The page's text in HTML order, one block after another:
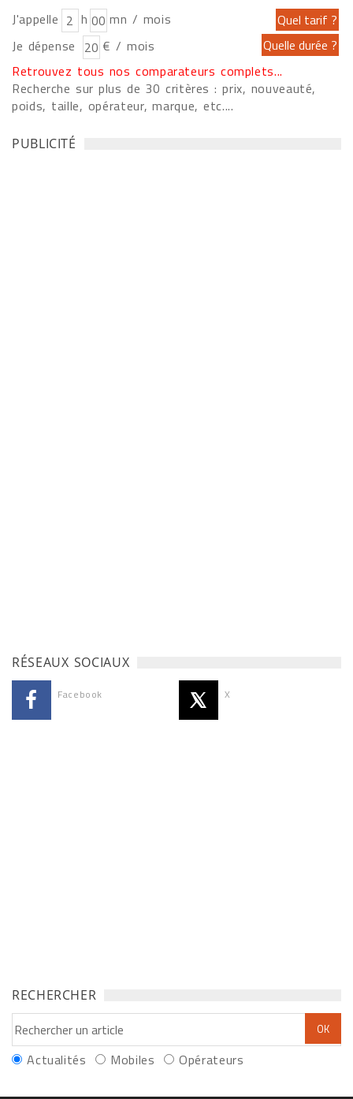
J'appelle h
mn / mois
Je dépense
€ / mois
Retrouvez tous nos comparateurs complets...
Recherche sur plus de 30 critères : prix, nouveauté,
poids, taille, opérateur, marque, etc....
PUBLICITÉ
RÉSEAUX SOCIAUX
Facebook X
RECHERCHER
Actualités Mobiles Opérateurs